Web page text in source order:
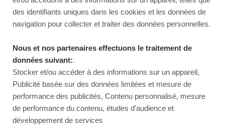
des identifiants uniques dans les cookies et les données de
navigation pour collecter et traiter des données personnelles.
Nous et nos partenaires effectuons le traitement de
données suivant:.
Stocker et/ou accéder à des informations sur un appareil,
Publicité basée sur des données limitées et mesure de
performance des publicités, Contenu personnalisé, mesure
de performance du contenu, études d’audience et
développement de services